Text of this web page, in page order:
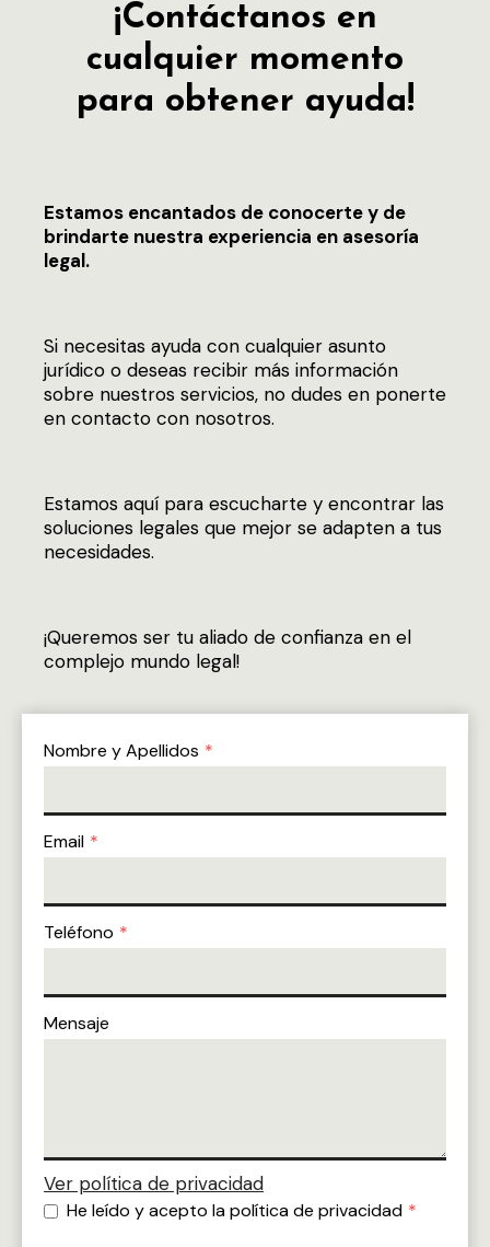
¡Contáctanos en
cualquier momento
para obtener ayuda!
Estamos encantados de conocerte y de
brindarte nuestra experiencia en asesoría
legal.
Si necesitas ayuda con cualquier asunto
jurídico o deseas recibir más información
sobre nuestros servicios, no dudes en ponerte
en contacto con nosotros.
Estamos aquí para escucharte y encontrar las
soluciones legales que mejor se adapten a tus
necesidades.
¡Queremos ser tu aliado de confianza en el
complejo mundo legal!
Nombre y Apellidos *
Email *
Teléfono *
Mensaje
Ver polí­tica de privacidad
He leí­do y acepto la política de privacidad *